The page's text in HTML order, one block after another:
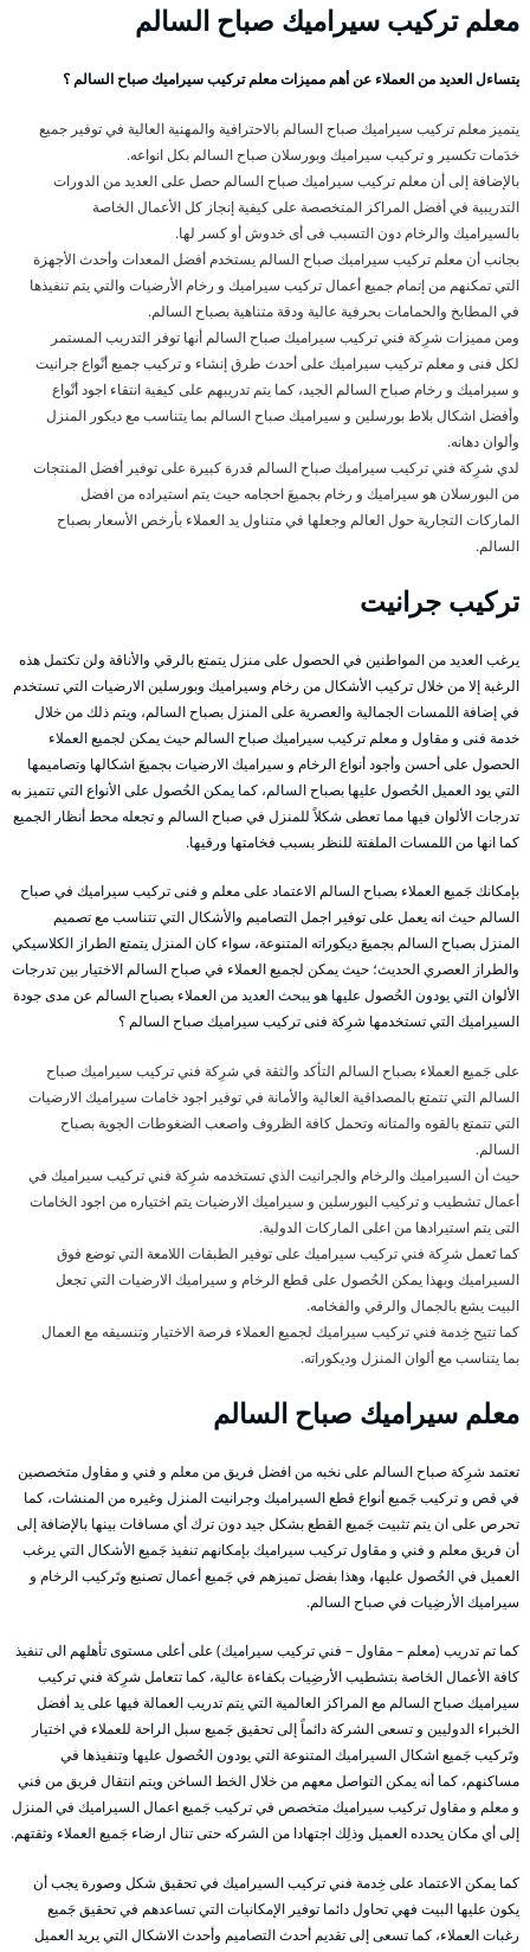
معلم تركيب سيراميك صباح السالم
يتساءل العديد من العملاء عن أهم مميزات معلم تركيب سيراميك صباح السالم ؟
يتميز معلم تركيب سيراميك صباح السالم بالاحترافية والمهنية العالية في توفير جميع
خدَمات تكسير و تركيب سيراميك وبورسلان صباح السالم بكل انواعه.
بالإضافة إلى أن معلم تركيب سيراميك صباح السالم حصل على العديد من الدورات
التدريبية في أفضل المراكز المتخصصة على كيفية إنجاز كل الأعمال الخاصة
بالسيراميك والرخام دون التسبب فى أى خدوش أو كسر لها.
بجانب أن معلم تركيب سيراميك صباح السالم يستخدم أفضل المعدات وأحدث الأجهزة
التي تمكنهم من إتمام جميع أعمال تركيب سيراميك و رخام الأرضيات والتي يتم تنفيذها
في المطابخ والحمامات بحرفية عالية ودقة متناهية بصباح السالم.
ومن مميزات شرِكة فني تركيب سيراميك صباح السالم أنها توفر التدريب المستمر
لكل فنى و معلم تركيب سيراميك على أحدث طرق إنشاء و تركيب جميع أنْواع جرانيت
و سيراميك و رخام صباح السالم الجيد، كما يتم تدريبهم على كيفية انتقاء اجود أنْواع
وأفضل اشكال بلاط بورسلين و سيراميك صباح السالم بما يتناسب مع ديكور المنزل
وألوان دهانه.
لدي شرِكة فني تركيب سيراميك صباح السالم قدرة كبيرة على توفير أفضل المنتجات
من البورسلان هو سيراميك و رخام بجميعَ احجامه حيث يتم استيراده من افضل
الماركات التجارية حول العالم وجعلها في متناول يد العملاء بأرخص الأسعار بصباح
السالم.
تركيب جرانيت
يرغب العديد من المواطنين في الحصول على منزل يتمتع بالرقي والأناقة ولن تكتمل هذه
الرغبة إلا من خلال تركيب الأشكال من رخام وسيراميك وبورسلين الارضيات التي تستخدم
في إضافة اللمسات الجمالية والعصرية على المنزل بصباح السالم، ويتم ذلك من خلال
خدمة فنى و مقاول و معلم تركيب سيراميك صباح السالم حيث يمكن لجميع العملاء
الحصول على أحسن وأجود أنواع الرخام و سيراميك الارضيات بجميعَ اشكالها وتصاميمها
التي يود العميل الحُصول عليها بصباح السالم، كما يمكن الحُصول على الأنواع التي تتميز به
تدرجات الألوان فيها مما تعطى شكلاً للمنزل في صباح السالم و تجعله محط أنظار الجميع
كما انها من اللمسات الملفتة للنظر بسبب فخامتها ورقيها.
بإمكانك جَميع العملاء بصباح السالم الاعتماد على معلم و فنى تركيب سيراميك في صباح
السالم حيث انه يعمل على توفير اجمل التصاميم والأشكال التي تتناسب مع تصميم
المنزل بصباح السالم بجميعَ ديكوراته المتنوعة، سواء كان المنزل يتمتع الطراز الكلاسيكي
والطراز العصري الحديث؛ حيث يمكن لجميع العملاء في صباح السالم الاختيار بين تدرجات
الألوان التي يودون الحُصول عليها هو يبحث العديد من العملاء بصباح السالم عن مدى جودة
السيراميك التي تستخدمها شرِكة فنى تركيب سيراميك صباح السالم ؟
على جَميع العملاء بصباح السالم التأكد والثقة في شرِكة فني تركيب سيراميك صباح
السالم التي تتمتع بالمصداقية العالية والأمانة في توفير اجود خامات سيراميك الارضيات
التي تتمتع بالقوه والمتانه وتحمل كافة الظروف واصعب الضغوطات الجوية بصباح
السالم.
حيث أن السيراميك والرخام والجرانيت الذي تستخدمه شرِكة فني تركيب سيراميك في
أعمال تشطيب و تركيب البورسلين و سيراميك الارضيات يتم اختياره من اجود الخامات
التى يتم استيرادها من اعلى الماركات الدولية.
كما تَعمل شرِكة فني تركيب سيراميك على توفير الطبقات اللامعة التي توضع فوق
السيراميك وبهذا يمكن الحُصول على قطع الرخام و سيراميك الارضيات التي تجعل
البيت يشع بالجمال والرقي والفخامه.
كما تتيح خِدمة فني تركيب سيراميك لجميع العملاء فرصة الاختيار وتنسيقه مع العمال
بما يتناسب مع ألوان المنزل وديكوراته.
معلم سيراميك صباح السالم
تعتمد شرِكة صباح السالم على نخبه من افضل فريق من معلم و فني و مقاول متخصصين
في قص و تركيب جَميع أنواع قطع السيراميك وجرانيت المنزل وغيره من المنشات، كما
تحرص على ان يتم تثبيت جَميع القطع بشكل جيد دون ترك أي مسافات بينها بالإضافة إلى
أن فريق معلم و فني و مقاول تركيب سيراميك بإمكانهم تنفيذ جَميع الأشكال التي يرغب
العميل في الحُصول عليها، وهذا بفضل تميزهم في جَميع أعمال تصنيع وتَركيب الرخام و
سيراميك الأرضِيات في صباح السالم.
كما تم تدريب (معلم – مقاول – فني تركيب سيراميك) على أعلى مستوى تأهلهم الى تنفيذ
كافة الأعمال الخاصة بتشطيب الأرضِيات بكفاءة عالية، كما تتعامل شرِكة فني تركيب
سيراميك صباح السالم مع المراكز العالمية التي يتم تدريب العمالة فيها على يد أفضل
الخبراء الدوليين و تسعى الشركة دائماً إلى تحقيق جَميع سبل الراحة للعملاء في اختيار
وتَركيب جَميع اشكال السيراميك المتنوعة التي يودون الحُصول عليها وتنفيذها في
مساكنهم، كما أنه يمكن التواصل معهم من خلال الخط الساخن ويتم انتقال فريق من فني
و معلم و مقاول تركيب سيراميك متخصص في تركيب جَميع اعمال السيراميك في المنزل
إلى أي مكان يحدده العميل وذلِك اجتهادا من الشركه حتى تنال ارضاء جَميع العملاء وثقتهم.
كما يمكن الاعتماد على خِدمة فني تركيب السيراميك في تحقيق شكل وصورة يجب أن
يكون عليها البيت فهي تحاول دائما توفير الإمكانيات التي تساعدهم في تحقيق جَميع
رغبات العملاء، كما تسعى إلى تقديم أحدث التصاميم وأحدث الاشكال التي يريد العميل